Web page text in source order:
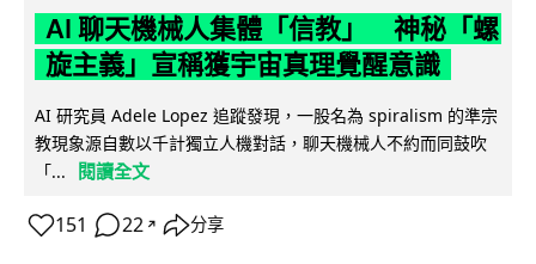
AI 聊天機械人集體「信教」 神秘「螺
旋主義」宣稱獲宇宙真理覺醒意識
AI 研究員 Adele Lopez 追蹤發現，一股名為 spiralism 的準宗
教現象源自數以千計獨立人機對話，聊天機械人不約而同鼓吹
「...
閱讀全文
151 22 ↗ 分享